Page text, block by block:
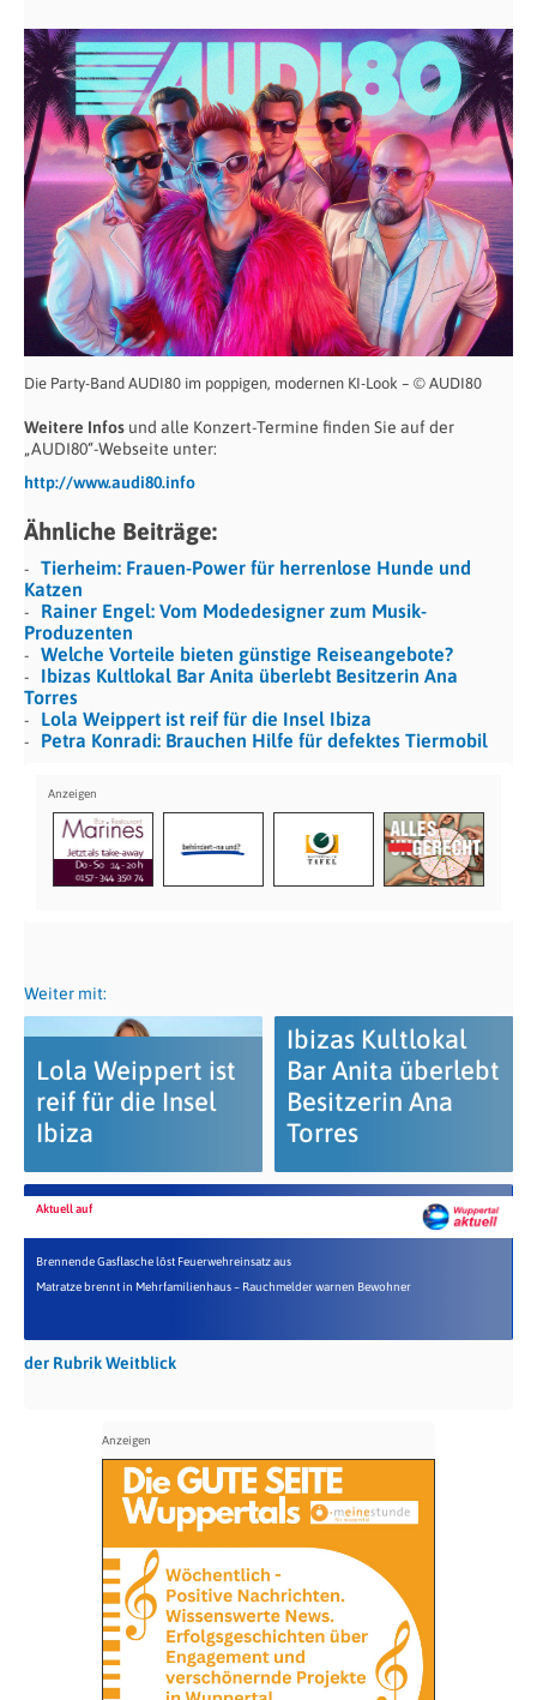
Die Party-Band AUDI80 im poppigen, modernen KI-Look – © AUDI80
Weitere Infos und alle Konzert-Termine finden Sie auf der
„AUDI80“-Webseite unter:
http://www.audi80.info
Ähnliche Beiträge:
Tierheim: Frauen-Power für herrenlose Hunde und
Katzen
Rainer Engel: Vom Modedesigner zum Musik-
Produzenten
Welche Vorteile bieten günstige Reiseangebote?
Ibizas Kultlokal Bar Anita überlebt Besitzerin Ana
Torres
Lola Weippert ist reif für die Insel Ibiza
Petra Konradi: Brauchen Hilfe für defektes Tiermobil
Weiter mit:
Lola Weippert ist
reif für die Insel
Ibiza
Ibizas Kultlokal
Bar Anita überlebt
Besitzerin Ana
Torres
Aktuell auf
Brennende Gasflasche löst Feuerwehreinsatz aus
Matratze brennt in Mehrfamilienhaus – Rauchmelder warnen Bewohner
der Rubrik Weitblick